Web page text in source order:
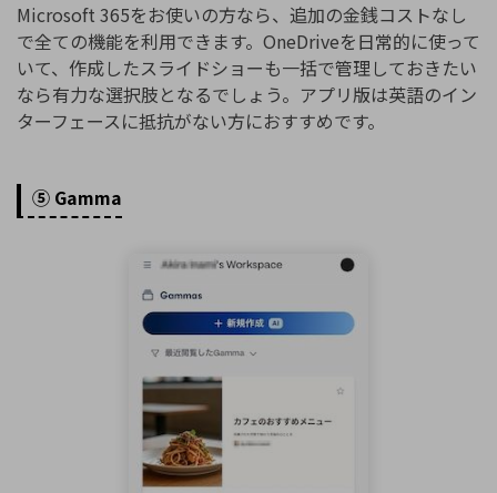
Microsoft 365をお使いの方なら、追加の金銭コストなし
で全ての機能を利用できます。OneDriveを日常的に使って
いて、作成したスライドショーも一括で管理しておきたい
なら有力な選択肢となるでしょう。アプリ版は英語のイン
ターフェースに抵抗がない方におすすめです。
⑤ Gamma